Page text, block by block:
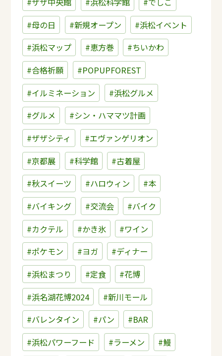
#母の日
#新規オープン
#浜松イベント
#浜松マップ
#恵方巻
#ちいかわ
#合格祈願
#POPUPFOREST
#イルミネーション
#浜松グルメ
#グルメ
#シン・ハママツ計画
#ザザシティ
#エヴァンゲリオン
#京都展
#科学館
#古着屋
#秋スイーツ
#ハロウィン
#本
#バイキング
#交流会
#バイク
#カクテル
#かき氷
#ワイン
#ポケモン
#ヨガ
#ディナー
#浜松まつり
#定食
#花博
#浜名湖花博2024
#新川モール
#バレンタイン
#パン
#BAR
#浜松パワーフード
#ラーメン
#鰻